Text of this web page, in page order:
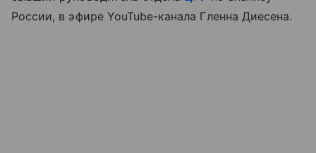
России, в эфире YouTube-канала Гленна Диесена.